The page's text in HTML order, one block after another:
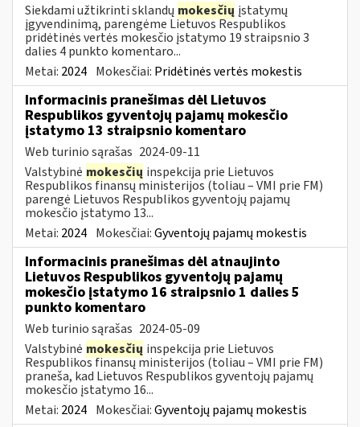
Siekdami užtikrinti sklandų mokesčių įstatymų
įgyvendinimą, parengėme Lietuvos Respublikos
pridėtinės vertės mokesčio įstatymo 19 straipsnio 3
dalies 4 punkto komentaro...
Metai: 2024 Mokesčiai: Pridėtinės vertės mokestis
Informacinis pranešimas dėl Lietuvos
Respublikos gyventojų pajamų mokesčio
įstatymo 13 straipsnio komentaro
Web turinio sąrašas 2024-09-11
Valstybinė mokesčių inspekcija prie Lietuvos
Respublikos finansų ministerijos (toliau – VMI prie FM)
parengė Lietuvos Respublikos gyventojų pajamų
mokesčio įstatymo 13...
Metai: 2024 Mokesčiai:Gyventojų pajamų mokestis
Informacinis pranešimas dėl atnaujinto
Lietuvos Respublikos gyventojų pajamų
mokesčio įstatymo 16 straipsnio 1 dalies 5
punkto komentaro
Web turinio sąrašas 2024-05-09
Valstybinė mokesčių inspekcija prie Lietuvos
Respublikos finansų ministerijos (toliau – VMI prie FM)
praneša, kad Lietuvos Respublikos gyventojų pajamų
mokesčio įstatymo 16...
Metai: 2024 Mokesčiai:Gyventojų pajamų mokestis